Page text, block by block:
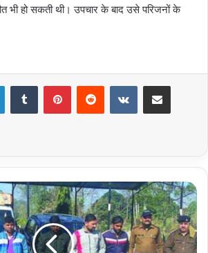
भी हो सकती थी। उपचार के बाद उसे परिजनों के
LinkedInTumblr PinterestReddit VKontakteShare via Email